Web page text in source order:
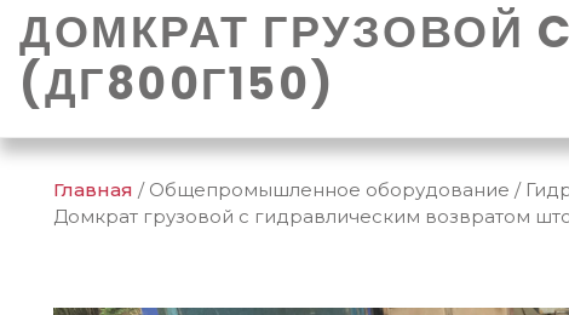
ДОМКРАТ ГРУЗОВОЙ
(ДГ800Г150)
Главная / Общепромышленное оборудование /
Домкрат грузовой c гидравлическим возвратом